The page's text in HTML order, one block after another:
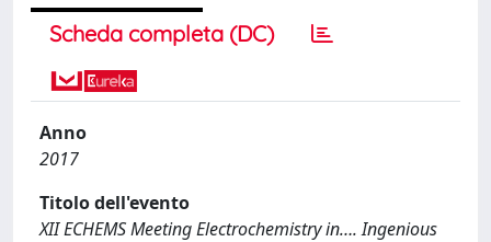
Scheda completa (DC)
Anno
2017
Titolo dell'evento
XII ECHEMS Meeting Electrochemistry in…. Ingenious